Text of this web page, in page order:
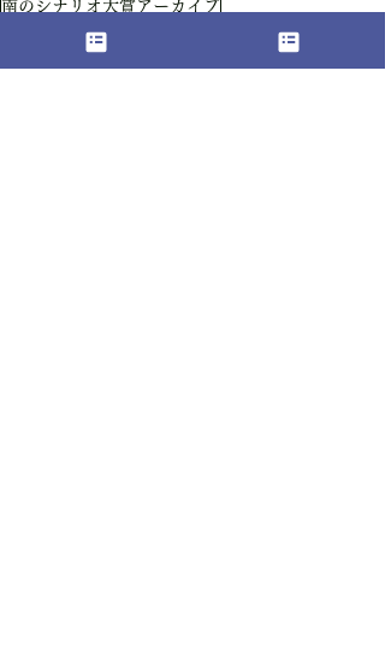
南のシナリオ大賞アーカイブ
南のシナリオ大賞結果発表
九州支部会員
九州支部会員